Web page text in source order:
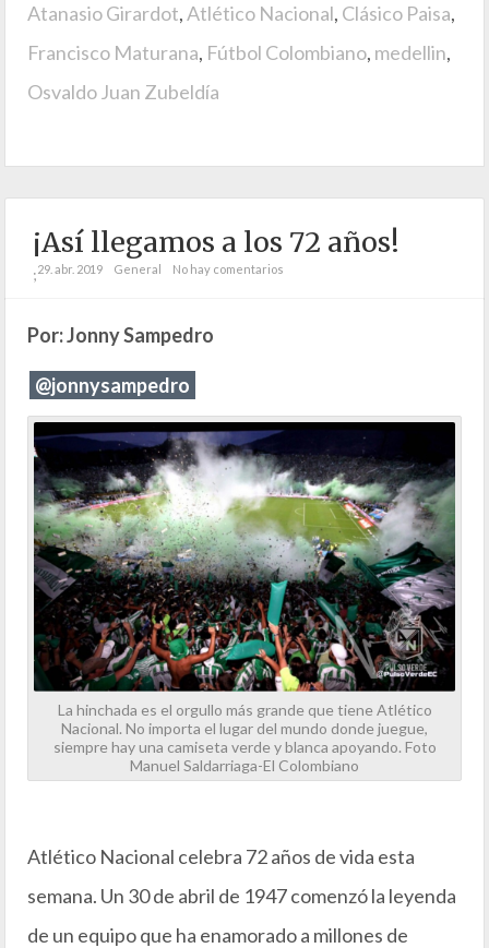
Atanasio Girardot,Atlético Nacional, Clásico Paisa,
Francisco Maturana, Fútbol Colombiano, medellin,
Osvaldo Juan Zubeldía
¡Así llegamos a los 72 años!
;29. abr. 2019 General No hay comentarios
Por: Jonny Sampedro
@jonnysampedro
La hinchada es el orgullo más grande que tiene Atlético
Nacional. No importa el lugar del mundo donde juegue,
siempre hay una camiseta verde y blanca apoyando. Foto
Manuel Saldarriaga-El Colombiano
Atlético Nacional celebra 72 años de vida esta
semana. Un 30 de abril de 1947 comenzó la leyenda
de un equipo que ha enamorado a millones de